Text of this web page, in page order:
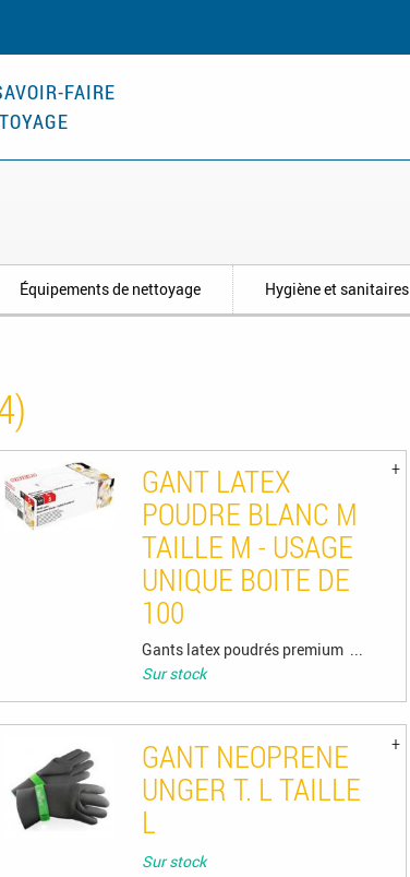
FAIRE
Équipements de nettoyage Hygiène et sanitaires
GANT LATEX
POUDRE BLANC M
TAILLE M - USAGE
UNIQUE BOITE DE
100
Gants latex poudrés premium ...
Sur stock
GANT NEOPRENE
UNGER T. L TAILLE
L
Sur stock